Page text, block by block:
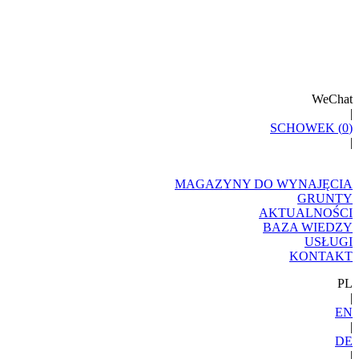
WeChat
|
SCHOWEK (0)
|
MAGAZYNY DO WYNAJĘCIA
GRUNTY
AKTUALNOŚCI
BAZA WIEDZY
USŁUGI
KONTAKT
PL
|
EN
|
DE
|